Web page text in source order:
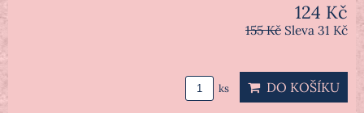
124 Kč
155 Kč Sleva 31 Kč
ks DO KOŠÍKU